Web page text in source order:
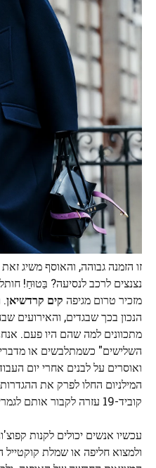
זו הזמנה גבוהה, והאוסף משיג
נצנצים לרכב לנסיעה? בַּטוּחַ!
מזכיר טרום מגיפה קים קרדשיאן.
הנכון בכך שבגדים, והאירועים
מתכוונים למה שהם היו פעם.
השלישים" כשמתלבשים או
ואוסרים על לבנים אחרי יום
המילניום החלו לפרק את
קוביד-19 עזרה לקבור אותם לגמרי.
עכשיו אנשים יכולים לקנות
ולמצוא חליפה או שמלת קוקטייל